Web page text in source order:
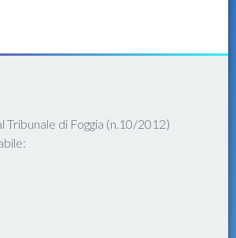
Tribunale di Foggia (n.10/2012)